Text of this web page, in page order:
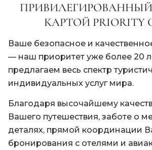
ПРИВИЛЕГИРОВАННЫЙ
КАРТОЙ PRIORITY
Ваше безопасное и
— наш приоритет уже более 20
предлагаем весь спектр
индивидуальных услуг мира.
Благодаря высочайшему
Вашего путешествия, заботе о
деталях, прямой координации
бронирования с отелями и